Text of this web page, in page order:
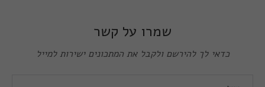
שמרו על קשר
כדאי לך להירשם ולקבל את המתכונים ישירות למייל